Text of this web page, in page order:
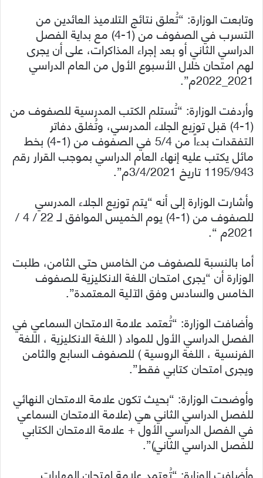
وتابعت الوزارة: “تُعلق نتائج التلاميذ العائدين من
التسرب في الصفوف من (1-4) مع بداية الفصل
الدراسي الثاني أو بعد إجراء المذاكرات، على أن يجرى
لهم امتحان خلال الأسبوع الأول من العام الدراسي
2021_2022م”.
وأردفت الوزارة: “تُستلم الكتب المدرسية للصفوف من
(1-4) قبل توزيع الجلاء المدرسي، وتُغلق دفاتر
التفقدات بدءاً من 5/4 في الصفوف من (1-4) بخط
مائل يكتب عليه إنهاء العام الدراسي بموجب القرار رقم
1195/943 تاريخ 3/4/2021م”.
وأشارت الوزارة إلى أنه “يتم توزيع الجلاء المدرسي
للصفوف من (1-4) يوم الخميس الموافق لـ 22 / 4 /
2021م “.
أما بالنسبة للصفوف من الخامس حتى الثامن، طلبت
الوزارة أن “يجرى امتحان اللغة الانكليزية للصفوف
الخامس والسادس وفق الآلية المعتمدة”.
وأضافت الوزارة: “تُعتمد علامة الامتحان السماعي في
الفصل الدراسي الأول للمواد ( اللغة الانكليزية ، اللغة
الفرنسية ، اللغة الروسية ) للصفوف السابع والثامن
ويجرى امتحان كتابي فقط”.
وأوضحت الوزارة: “بحيث تكون علامة الامتحان النهائي
للفصل الدراسي الثاني هي (علامة الامتحان السماعي
في الفصل الدراسي الأول + علامة الامتحان الكتابي
للفصل الدراسي الثاني)”.